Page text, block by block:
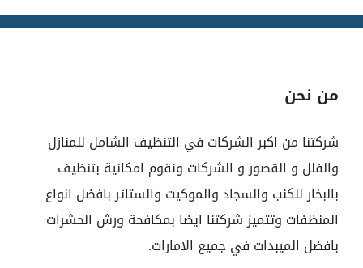
من نحن
شركتنا من اكبر الشركات في التنظيف الشامل للمنازل
والفلل و القصور و الشركات ونقوم امكانية بتنظيف
بالبخار للكنب والسجاد والموكيت والستائر بافضل انواع
المنظفات وتتميز شركتنا ايضا بمكافحة ورش الحشرات
بافضل الميبدات في جميع الامارات.